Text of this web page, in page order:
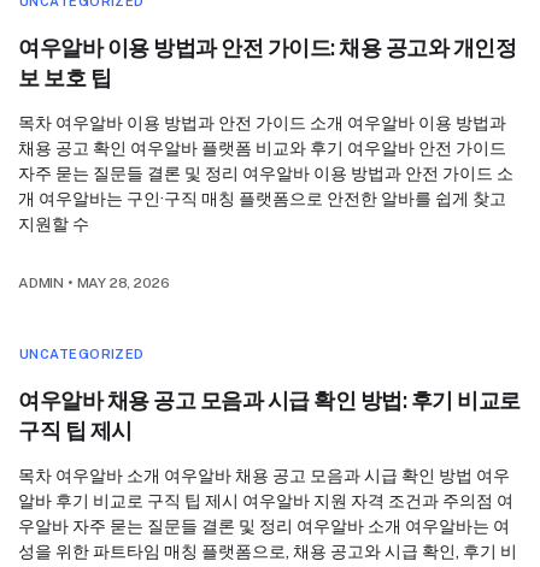
여우알바 이용 방법과 안전 가이드: 채용 공고와 개인정
보 보호 팁
목차 여우알바 이용 방법과 안전 가이드 소개 여우알바 이용 방법과
채용 공고 확인 여우알바 플랫폼 비교와 후기 여우알바 안전 가이드
자주 묻는 질문들 결론 및 정리 여우알바 이용 방법과 안전 가이드 소
개 여우알바는 구인·구직 매칭 플랫폼으로 안전한 알바를 쉽게 찾고
지원할 수
ADMIN • MAY 28, 2026
UNCATEGORIZED
여우알바 채용 공고 모음과 시급 확인 방법: 후기 비교로
구직 팁 제시
목차 여우알바 소개 여우알바 채용 공고 모음과 시급 확인 방법 여우
알바 후기 비교로 구직 팁 제시 여우알바 지원 자격 조건과 주의점 여
우알바 자주 묻는 질문들 결론 및 정리 여우알바 소개 여우알바는 여
성을 위한 파트타임 매칭 플랫폼으로, 채용 공고와 시급 확인, 후기 비